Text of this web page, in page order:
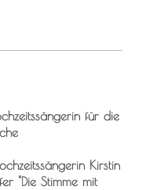
für die
Kirstin
"Die Stimme mit